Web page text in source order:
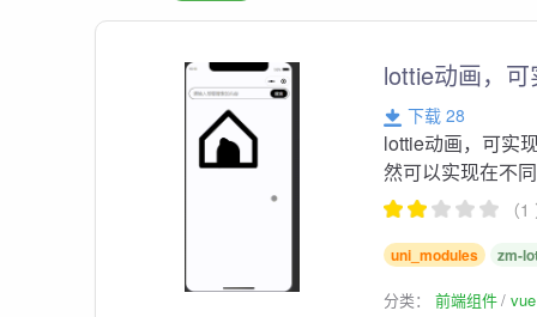
lottie动画，
下载 28
lottie动画，可实
然可以实现在不
（
uni_modules zm-
分类：前端组件